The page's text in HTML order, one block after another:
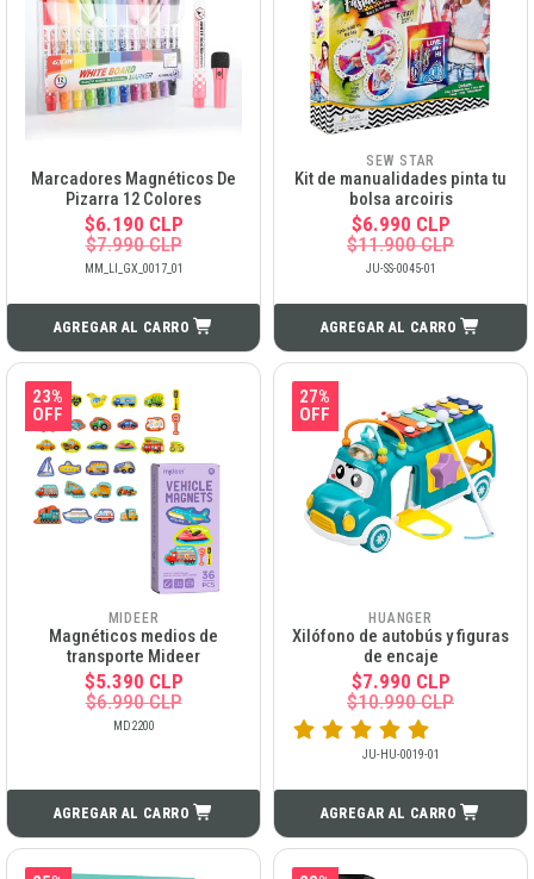
Marcadores Magnéticos De
Pizarra 12 Colores
$6.190 CLP
$7.990 CLP
MM_LI_GX_0017_01
AGREGAR AL CARRO
SEW STAR
Kit de manualidades pinta tu
bolsa arcoiris
$6.990 CLP
$11.900 CLP
JU-SS-0045-01
AGREGAR AL CARRO
23%
OFF
MIDEER
Magnéticos medios de
transporte Mideer
$5.390 CLP
$6.990 CLP
MD2200
AGREGAR AL CARRO
27%
OFF
HUANGER
Xilófono de autobús y figuras
de encaje
$7.990 CLP
$10.990 CLP
JU-HU-0019-01
AGREGAR AL CARRO